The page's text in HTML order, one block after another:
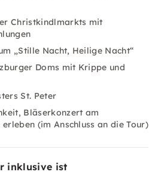
Christkindlmarkts mit
„Stille Nacht, Heilige Nacht“
Doms mit Krippe und
St. Peter
Bläserkonzert am
(im Anschluss an die Tour)
inklusive ist